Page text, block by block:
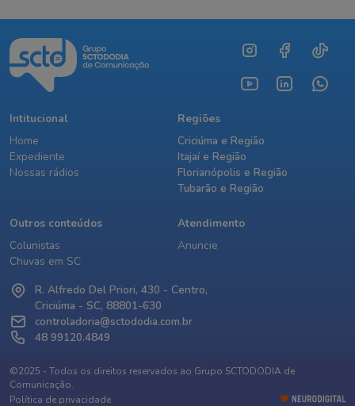
Intitucional
Home
Expediente
Nossas rádios
Regiões
Criciúma e Região
Itajaí e Região
Florianópolis e Região
Tubarão e Região
Outros conteúdos
Colunistas
Chuvas em SC
Atendimento
Anuncie
R. Alfredo Del Priori, 430 - Centro,
Criciúma - SC, 88801-630
controladoria@sctododia.com.br
48 99120.4849
©2025 - Todos os direitos reservados ao Grupo SCTODODIA de
Comunicação.
Política de privacidade